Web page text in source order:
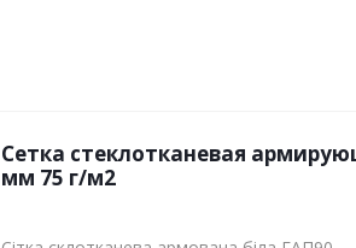
Сетка стеклотканевая
мм 75 г/м2